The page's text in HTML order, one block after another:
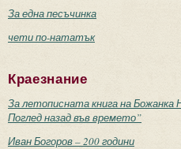
За една песъчинка
чети по-нататък
Краезнание
За летописната книга на Божанка
Поглед назад във времето”
Иван Богоров – 200 години